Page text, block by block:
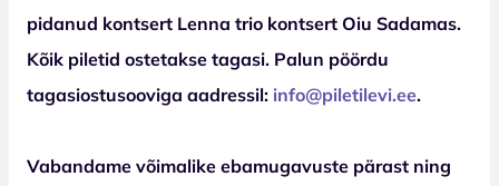
pidanud kontsert Lenna trio kontsert Oiu Sadamas.
Kõik piletid ostetakse tagasi. Palun pöördu
tagasiostusooviga aadressil: info@piletilevi.ee.
Vabandame võimalike ebamugavuste pärast ning